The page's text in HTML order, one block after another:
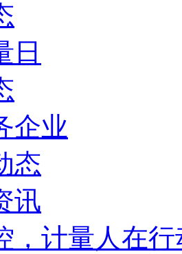
日
企业
态
讯
，计量人在行